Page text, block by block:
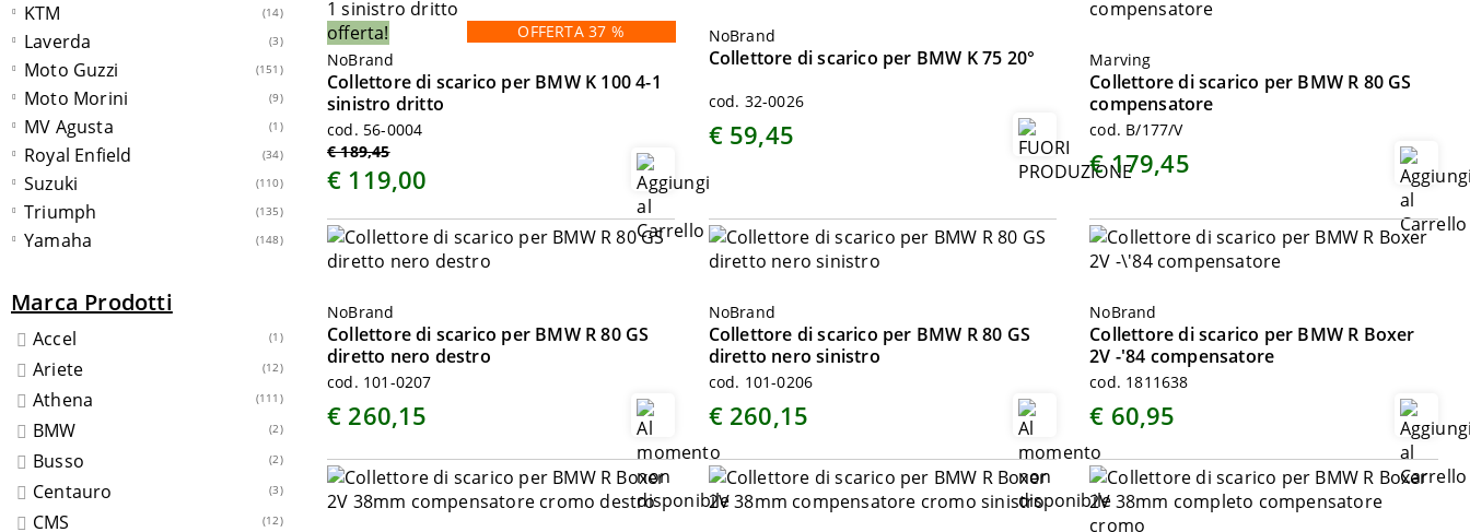
KTM (14)
Laverda (3)
Moto Guzzi (151)
Moto Morini (9)
MV Agusta (1)
Royal Enfield (34)
Suzuki (110)
Triumph (135)
Yamaha (148)
Marca Prodotti
Accel (1)
Ariete (12)
Athena (111)
BMW (2)
Busso (2)
Centauro (3)
CMS (12)
offerta!
OFFERTA 37 %
NoBrand
Collettore di scarico per BMW K 100 4-1
sinistro dritto
cod. 56-0004
€ 189,45
€ 119,00
NoBrand
Collettore di scarico per BMW K 75 20°
cod. 32-0026
€ 59,45
Marving
Collettore di scarico per BMW R 80 GS
compensatore
cod. B/177/V
€ 179,45
NoBrand
Collettore di scarico per BMW R 80 GS
diretto nero destro
cod. 101-0207
€ 260,15
NoBrand
Collettore di scarico per BMW R 80 GS
diretto nero sinistro
cod. 101-0206
€ 260,15
NoBrand
Collettore di scarico per BMW R Boxer
2V -'84 compensatore
cod. 1811638
€ 60,95